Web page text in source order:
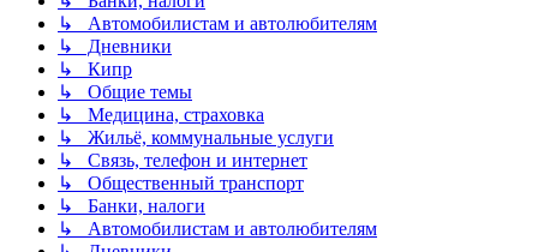
↳ Автомобилистам и автолюбителям
↳ Дневники
↳ Кипр
↳ Общие темы
↳ Медицина, страховка
↳ Жильё, коммунальные услуги
↳ Связь, телефон и интернет
↳ Общественный транспорт
↳ Банки, налоги
↳ Автомобилистам и автолюбителям